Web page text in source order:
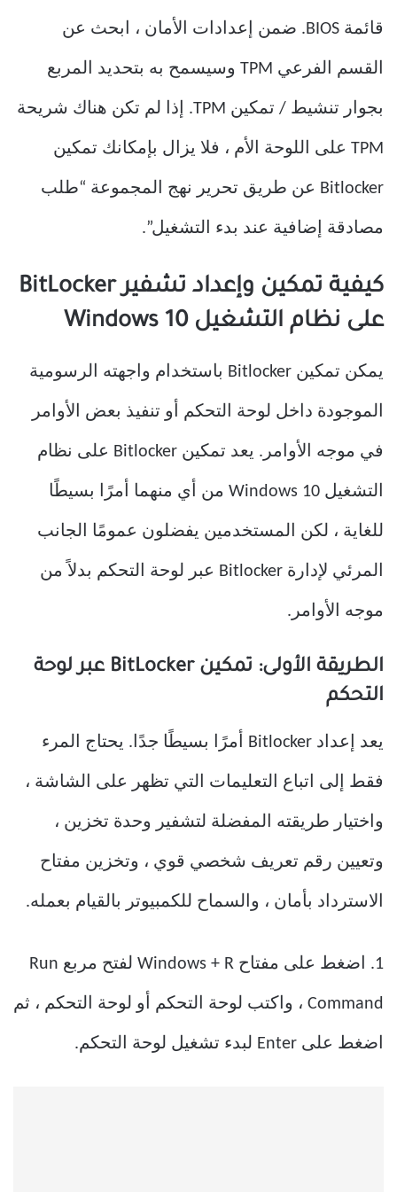
قائمة BIOS. ضمن إعدادات الأمان ، ابحث عن
القسم الفرعي TPM وسيسمح به بتحديد المربع
بجوار تنشيط / تمكين TPM. إذا لم تكن هناك شريحة
TPM على اللوحة الأم ، فلا يزال بإمكانك تمكين
Bitlocker عن طريق تحرير نهج المجموعة “طلب
مصادقة إضافية عند بدء التشغيل”.
كيفية تمكين وإعداد تشفير BitLocker
على نظام التشغيل Windows 10
يمكن تمكين Bitlocker باستخدام واجهته الرسومية
الموجودة داخل لوحة التحكم أو تنفيذ بعض الأوامر
في موجه الأوامر. يعد تمكين Bitlocker على نظام
التشغيل Windows 10 من أي منهما أمرًا بسيطًا
للغاية ، لكن المستخدمين يفضلون عمومًا الجانب
المرئي لإدارة Bitlocker عبر لوحة التحكم بدلاً من
موجه الأوامر.
الطريقة الأولى: تمكين BitLocker عبر لوحة
التحكم
يعد إعداد Bitlocker أمرًا بسيطًا جدًا. يحتاج المرء
فقط إلى اتباع التعليمات التي تظهر على الشاشة ،
واختيار طريقته المفضلة لتشفير وحدة تخزين ،
وتعيين رقم تعريف شخصي قوي ، وتخزين مفتاح
الاسترداد بأمان ، والسماح للكمبيوتر بالقيام بعمله.
1. اضغط على مفتاح Windows + R لفتح مربع Run
Command ، واكتب لوحة التحكم أو لوحة التحكم ، ثم
اضغط على Enter لبدء تشغيل لوحة التحكم.